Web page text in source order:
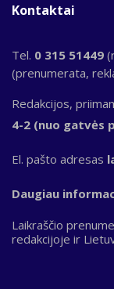
Kontaktai
Tel. 0 315 51449
(prenumerata,
Redakcijos,
4-2 (nuo gatvės
El. pašto adresas
Daugiau
Laikraščio
redakcijoje ir